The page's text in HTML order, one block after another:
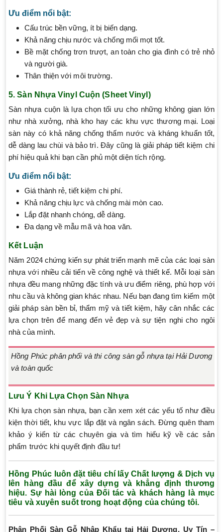
Ưu điểm nổi bật:
Cấu trúc bền vững, ít bị biến dạng.
Khả năng chịu nước và chống mối mọt tốt.
Bề mặt chống trơn trượt, an toàn cho gia đình có trẻ nhỏ
và người già.
Thân thiện với môi trường.
5. Sàn Nhựa Vinyl Cuộn (Sheet Vinyl)
Sàn nhựa cuộn là lựa chọn tối ưu cho những không gian lớn
như nhà xưởng, nhà kho hay các khu vực thương mại. Loại
sàn này có khả năng chống thấm nước và kháng khuẩn tốt,
dễ dàng lau chùi và bảo trì. Đây cũng là giải pháp tiết kiệm chi
phí hiệu quả khi bạn cần phủ một diện tích rộng.
Ưu điểm nổi bật:
Giá thành rẻ, tiết kiệm chi phí.
Khả năng chịu lực và chống mài mòn cao.
Lắp đặt nhanh chóng, dễ dàng.
Đa dạng về mẫu mã và hoa văn.
Kết Luận
Năm 2024 chứng kiến sự phát triển mạnh mẽ của các loại sàn
nhựa với nhiều cải tiến về công nghệ và thiết kế. Mỗi loại sàn
nhựa đều mang những đặc tính và ưu điểm riêng, phù hợp với
nhu cầu và không gian khác nhau. Nếu bạn đang tìm kiếm một
giải pháp sàn bền bỉ, thẩm mỹ và tiết kiệm, hãy cân nhắc các
lựa chọn trên để mang đến vẻ đẹp và sự tiện nghi cho ngôi
nhà của mình.
Hồng Phúc phân phối và thi công sàn gỗ nhựa tại Hải Dương
và toàn quốc
Lưu Ý Khi Lựa Chọn Sàn Nhựa
Khi lựa chọn sàn nhựa, bạn cần xem xét các yếu tố như điều
kiện thời tiết, khu vực lắp đặt và ngân sách. Đừng quên tham
khảo ý kiến từ các chuyên gia và tìm hiểu kỹ về các sản
phẩm trước khi quyết định đầu tư!
Hồng Phúc luôn đặt tiêu chí lấy Chất lượng & Dịch vụ
lên hàng đầu để xây dựng và khẳng định thương
hiệu. Sự hài lòng của Đối tác và khách hàng là mục
tiêu và xuyên suốt trong hoạt động của chúng tôi.
Phân Phối Sàn Gỗ Nhập Khẩu tại Hải Dương, Uy Tín –